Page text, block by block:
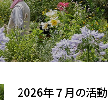
2026年７月の活動